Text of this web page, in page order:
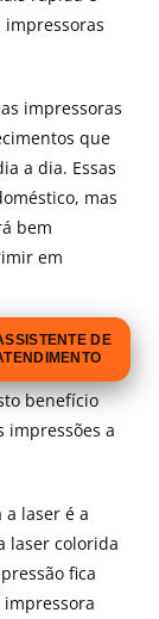
impressoras
que
a dia. Essas
mas
bem
em
de tinta,
ou seja,
benefício
impressões a
laser é a
laser colorida
fica
DE